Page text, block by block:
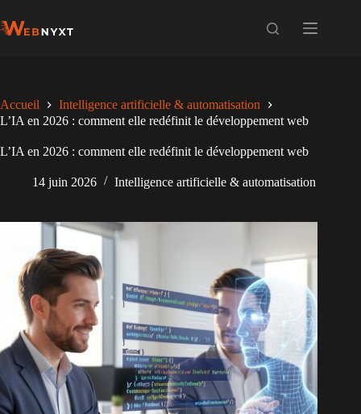
au
contenu
Accueil
Intelligence artificielle & automatisation
L’IA en 2026 : comment elle redéfinit le développement web
L’IA en 2026 : comment elle redéfinit le développement web
14 juin 2026 Intelligence artificielle & automatisation